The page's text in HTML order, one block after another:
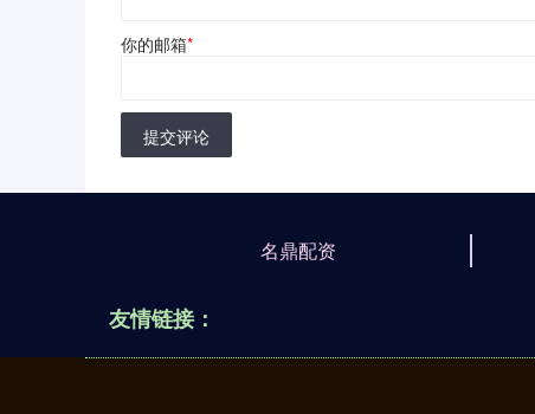
你的邮箱*
提交评论
名鼎配资
友情链接：